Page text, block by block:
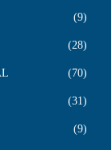
9
28
70
31
9